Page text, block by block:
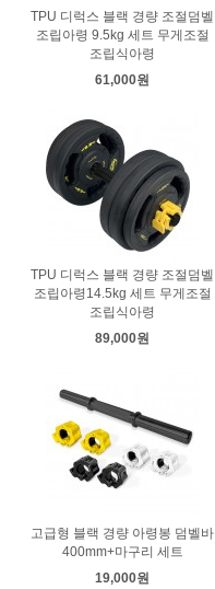
TPU 디럭스 블랙 경량 조절덤벨
조립아령 9.5kg 세트 무게조절
조립식아령
61,000원
TPU 디럭스 블랙 경량 조절덤벨
조립아령14.5kg 세트 무게조절
조립식아령
89,000원
고급형 블랙 경량 아령봉 덤벨바
400mm+마구리 세트
19,000원